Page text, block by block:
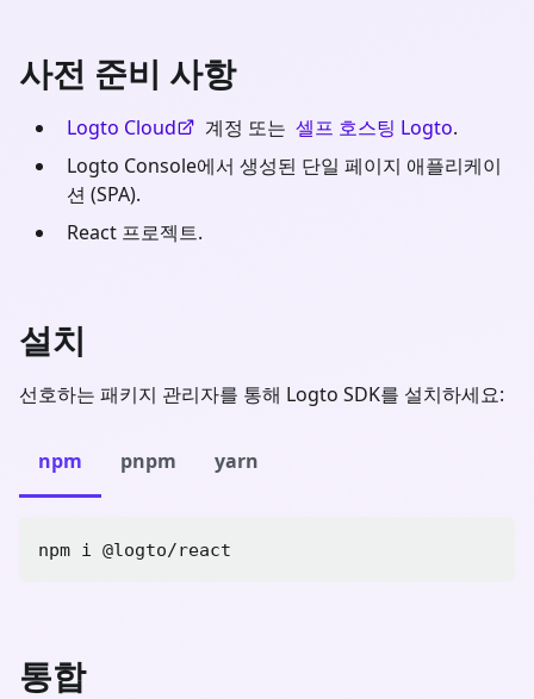
사전 준비 사항
Logto Cloud 계정 또는 셀프 호스팅 Logto.
Logto Console에서 생성된 단일 페이지 애플리케이
션 (SPA).
React 프로젝트.
설치
선호하는 패키지 관리자를 통해 Logto SDK를 설치하세요:
npm pnpm yarn
npm i @logto/react
통합